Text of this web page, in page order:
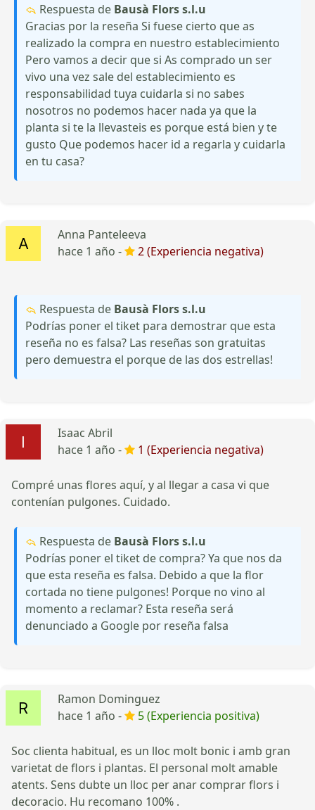
Respuesta de Bausà Flors s.l.u
Gracias por la reseña Si fuese cierto que as
realizado la compra en nuestro establecimiento
Pero vamos a decir que si As comprado un ser
vivo una vez sale del establecimiento es
responsabilidad tuya cuidarla si no sabes
nosotros no podemos hacer nada ya que la
planta si te la llevasteis es porque está bien y te
gusto Que podemos hacer id a regarla y cuidarla
en tu casa?
Anna Panteleeva
hace 1 año -
2 (Experiencia negativa)
Respuesta de Bausà Flors s.l.u
Podrías poner el tiket para demostrar que esta
reseña no es falsa? Las reseñas son gratuitas
pero demuestra el porque de las dos estrellas!
Isaac Abril
hace 1 año -
1 (Experiencia negativa)
Compré unas flores aquí, y al llegar a casa vi que
contenían pulgones. Cuidado.
Respuesta de Bausà Flors s.l.u
Podrías poner el tiket de compra? Ya que nos da
que esta reseña es falsa. Debido a que la flor
cortada no tiene pulgones! Porque no vino al
momento a reclamar? Esta reseña será
denunciado a Google por reseña falsa
Ramon Dominguez
hace 1 año -
5 (Experiencia positiva)
Soc clienta habitual, es un lloc molt bonic i amb gran
varietat de flors i plantas. El personal molt amable
atents. Sens dubte un lloc per anar comprar flors i
decoracio. Hu recomano 100% .